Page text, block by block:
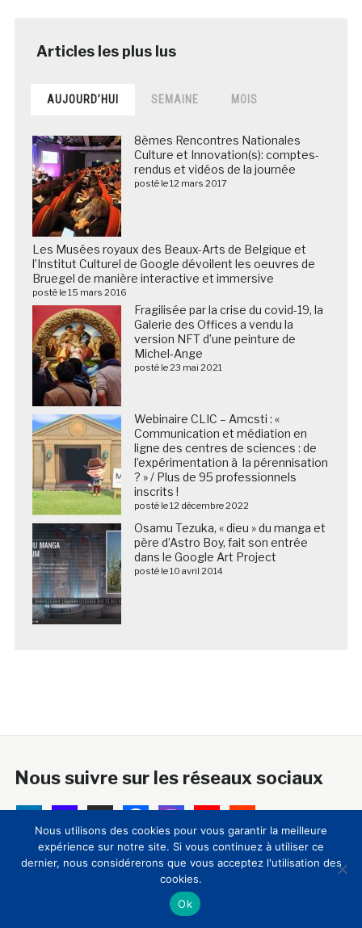
AUJOURD’HUI SEMAINE MOIS
8èmes Rencontres Nationales
Culture et Innovation(s): comptes-
rendus et vidéos de la journée
posté le 12 mars 2017
Les Musées royaux des Beaux-Arts de Belgique et
l’Institut Culturel de Google dévoilent les oeuvres de
Bruegel de manière interactive et immersive
posté le 15 mars 2016
Fragilisée par la crise du covid-19, la
Galerie des Offices a vendu la
version NFT d’une peinture de
Michel-Ange
posté le 23 mai 2021
Webinaire CLIC – Amcsti : «
Communication et médiation en
ligne des centres de sciences : de
l’expérimentation à la pérennisation
? » / Plus de 95 professionnels
inscrits !
posté le 12 décembre 2022
Osamu Tezuka, « dieu » du manga et
père d’Astro Boy, fait son entrée
dans le Google Art Project
posté le 10 avril 2014
Nous suivre sur les réseaux sociaux
A propos
18 ans après sa création, le Club Innovation & Culture
Nous utilisons des cookies pour vous garantir la meilleure
expérience sur notre site. Si vous continuez à utiliser ce
dernier, nous considérerons que vous acceptez l'utilisation des
cookies.
Ok